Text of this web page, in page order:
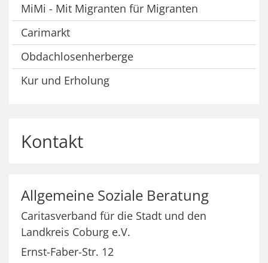
MiMi - Mit Migranten für Migranten
Carimarkt
Obdachlosenherberge
Kur und Erholung
Kontakt
Allgemeine Soziale Beratung
Caritasverband für die Stadt und den
Landkreis Coburg e.V.
Ernst-Faber-Str. 12